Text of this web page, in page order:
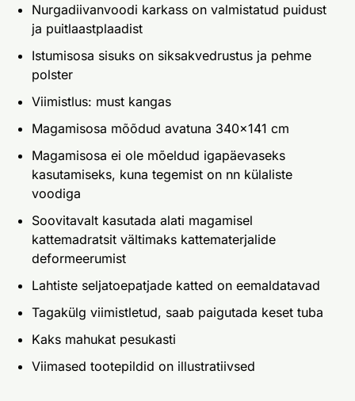
Nurgadiivanvoodi karkass on valmistatud puidust
ja puitlaastplaadist
Istumisosa sisuks on siksakvedrustus ja pehme
polster
Viimistlus: must kangas
Magamisosa mõõdud avatuna 340x141 cm
Magamisosa ei ole mõeldud igapäevaseks
kasutamiseks, kuna tegemist on nn külaliste
voodiga
Soovitavalt kasutada alati magamisel
kattemadratsit vältimaks kattematerjalide
deformeerumist
Lahtiste seljatoepatjade katted on eemaldatavad
Tagakülg viimistletud, saab paigutada keset tuba
Kaks mahukat pesukasti
Viimased tootepildid on illustratiivsed